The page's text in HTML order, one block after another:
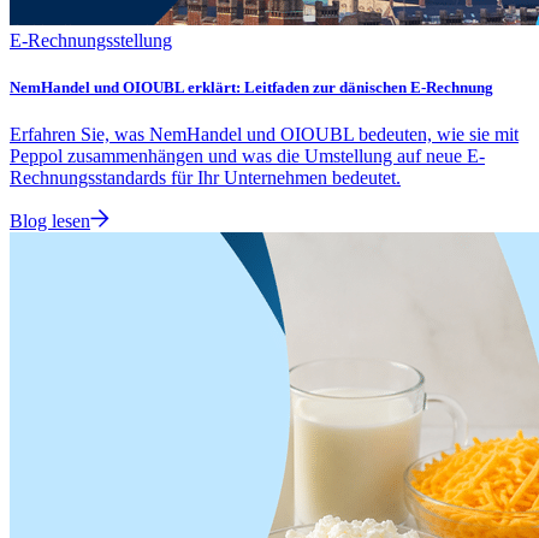
E-Rechnungsstellung
NemHandel und OIOUBL erklärt: Leitfaden zur dänischen E-Rechnung
Erfahren Sie, was NemHandel und OIOUBL bedeuten, wie sie mit
Peppol zusammenhängen und was die Umstellung auf neue E-
Rechnungsstandards für Ihr Unternehmen bedeutet.
Blog lesen